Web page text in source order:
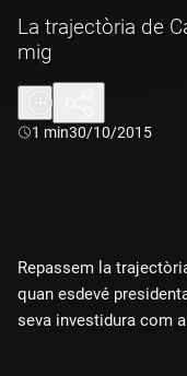
La trajectòria de
mig
Durada:
1 min30/10/2015
Repassem la
quan esdevé
seva investidura com